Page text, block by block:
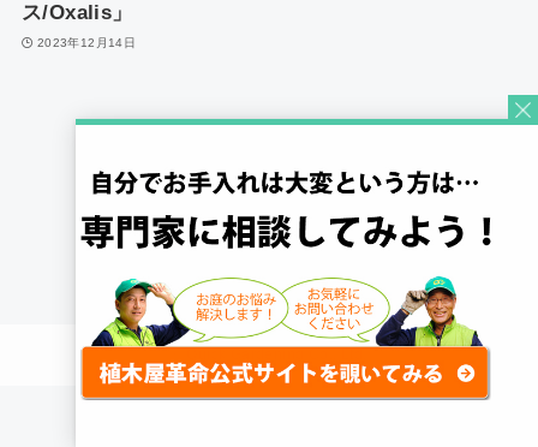
ス/Oxalis」
2023年12月14日
1